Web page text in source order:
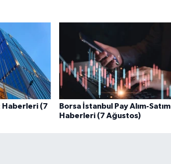
Haberleri (7
Borsa İstanbul Pay Alım-Satım
Haberleri (7 Ağustos)